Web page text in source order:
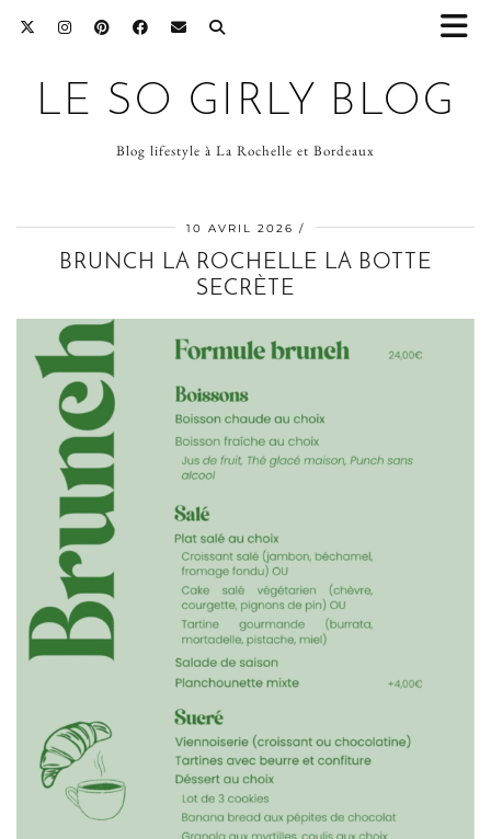
LE SO GIRLY BLOG
Blog lifestyle à La Rochelle et Bordeaux
10 AVRIL 2026
BRUNCH LA ROCHELLE LA BOTTE
SECRÈTE